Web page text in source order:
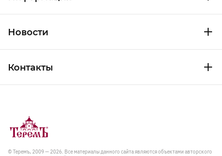
Новости
Контакты
© Теремъ, 2009 — 2026. Все материалы данного сайта являются объектами авторского